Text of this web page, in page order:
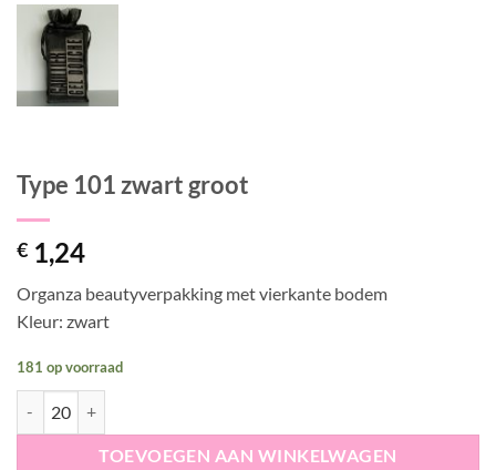
Type 101 zwart groot
€ 1,24
Organza beautyverpakking met vierkante bodem
Kleur: zwart
181 op voorraad
TOEVOEGEN AAN WINKELWAGEN